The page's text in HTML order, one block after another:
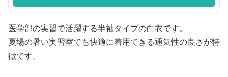
医学部の実習で活躍する半袖タイプの白衣です。
夏場の暑い実習室でも快適に着用できる通気性の良さが特
徴です。